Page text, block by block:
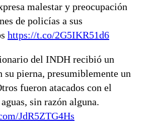
malestar y preocupación
de policías a sus
https://t.co/2G5IKR51d6
del INDH recibió un
su pierna, presumiblemente un
fueron atacados con el
sin razón alguna.
JdR5ZTG4Hs